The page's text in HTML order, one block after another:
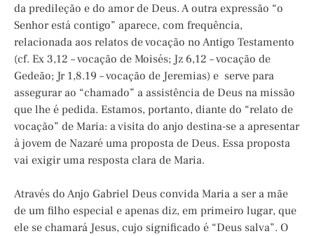
da predileção e do amor de Deus. A outra expressão “o
Senhor está contigo” aparece, com frequência,
relacionada aos relatos de vocação no Antigo Testamento
(cf. Ex 3,12 – vocação de Moisés; Jz 6,12 – vocação de
Gedeão; Jr 1,8.19 – vocação de Jeremias) e serve para
assegurar ao “chamado” a assistência de Deus na missão
que lhe é pedida. Estamos, portanto, diante do “relato de
vocação” de Maria: a visita do anjo destina-se a apresentar
à jovem de Nazaré uma proposta de Deus. Essa proposta
vai exigir uma resposta clara de Maria.
Através do Anjo Gabriel Deus convida Maria a ser a mãe
de um filho especial e apenas diz, em primeiro lugar, que
ele se chamará Jesus, cujo significado é “Deus salva”. O